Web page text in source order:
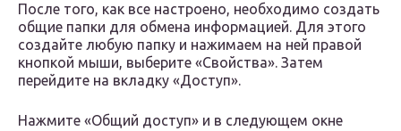
После того, как все настроено, необходимо создать
общие папки для обмена информацией. Для этого
создайте любую папку и нажимаем на ней правой
кнопкой мыши, выберите «Свойства». Затем
перейдите на вкладку «Доступ».
Нажмите «Общий доступ» и в следующем окне